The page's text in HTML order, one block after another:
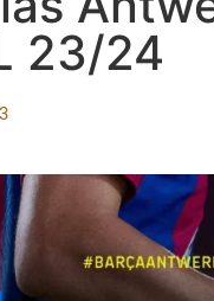
23/24